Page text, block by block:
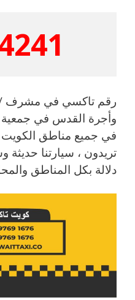
رقم تاكسي في مشرف
وأجرة القدس في
في جميع مناطق الكويت
تريدون ، سيارتنا حديثة
دلالة بكل المناطق